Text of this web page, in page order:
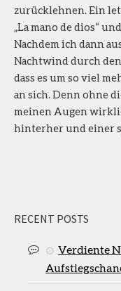
zurücklehnen. Ein
„La mano de dios“
Nachdem ich dann
Nachtwind durch
dass es um so viel
an sich. Denn ohne
meinen Augen
hinterher und einer
RECENT POSTS
Verdiente